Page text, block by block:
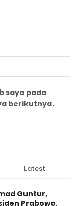
saya pada
berikutnya.
Latest
Guntur,
Prabowo,